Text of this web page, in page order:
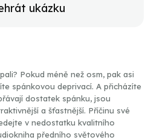
ukázku
Pokud méně než osm, pak asi
spánkovou deprivací. A přicházíte
dostatek spánku, jsou
a šťastnější. Příčinu své
v nedostatku kvalitního
předního světového